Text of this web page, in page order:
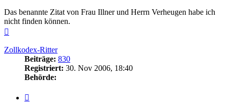
Das benannte Zitat von Frau Illner und Herrn Verheugen habe ich
nicht finden können.
Zollkodex-Ritter
Beiträge: 830
Registriert: 30. Nov 2006, 18:40
Behörde: